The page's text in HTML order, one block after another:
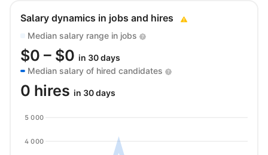
Salary dynamics in jobs and hires
Median salary range in jobs
$0 – $0 in 30 days
Median salary of hired candidates
0 hires in 30 days
4 000
5 000